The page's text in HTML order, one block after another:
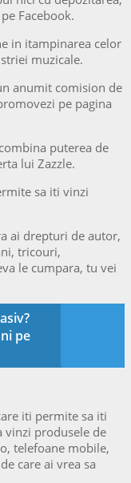
Facebook.
in itampinarea celor
muzicale.
anumit comision de
pe pagina
puterea de
lui Zazzle.
sa iti vinzi
ai drepturi de autor,
tricouri,
le cumpara, tu vei
pe
iti permite sa iti
vinzi produsele de
telefoane mobile,
care ai vrea sa